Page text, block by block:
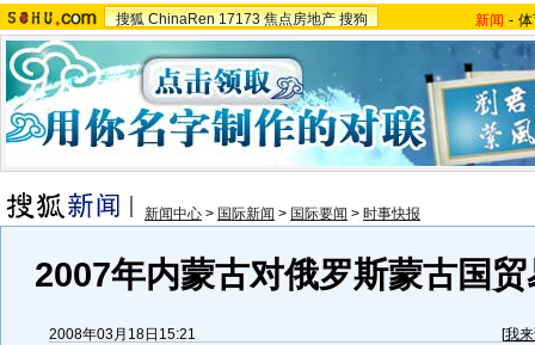
搜狐 ChinaRen 17173 焦点房地产 搜狗 新闻 -
新闻中心 > 国际新闻 > 国际要闻 > 时事快报
2007年内蒙古对俄罗斯蒙古国
2008年03月18日15:21 [我